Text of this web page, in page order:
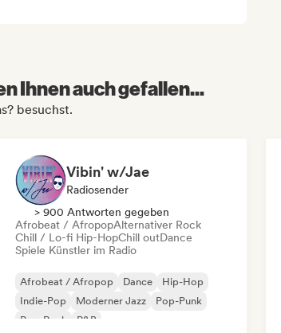
Ihnen auch gefallen...
besuchst.
Vibin' w/Jae
Radiosender
> 900 Antworten gegeben
Afrobeat / AfropopAlternativer Rock
Chill / Lo-fi Hip-HopChill outDance
Spiele Künstler im Radio
Afrobeat / Afropop Dance
Hip-Hop
Indie-Pop
Moderner Jazz
Pop-Punk
Pop-Rock
R&B